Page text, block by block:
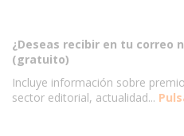
¿Deseas recibir en tu correo
(gratuito)
Incluye información sobre
sector editorial, actualidad...